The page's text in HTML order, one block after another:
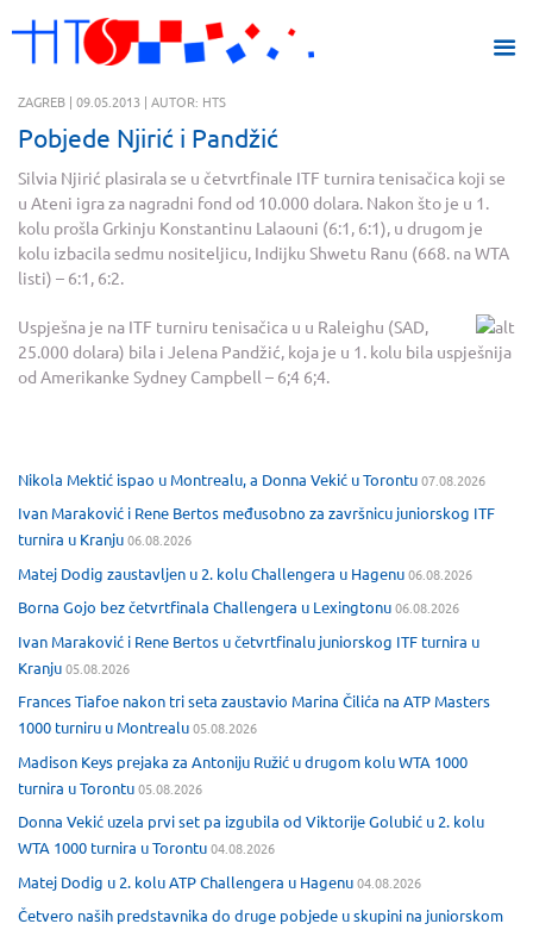
ZAGREB | 09.05.2013 | AUTOR: HTS
Pobjede Njirić i Pandžić
Silvia Njirić plasirala se u četvrtfinale ITF turnira tenisačica koji se
u Ateni igra za nagradni fond od 10.000 dolara. Nakon što je u 1.
kolu prošla Grkinju Konstantinu Lalaouni (6:1, 6:1), u drugom je
kolu izbacila sedmu nositeljicu, Indijku Shwetu Ranu (668. na WTA
listi) – 6:1, 6:2.
Uspješna je na ITF turniru tenisačica u u Raleighu (SAD,
25.000 dolara) bila i Jelena Pandžić, koja je u 1. kolu bila uspješnija
od Amerikanke Sydney Campbell – 6;4 6;4.
Nikola Mektić ispao u Montrealu, a Donna Vekić u Torontu07.08.2026
Ivan Maraković i Rene Bertos međusobno za završnicu juniorskog ITF
turnira u Kranju06.08.2026
Matej Dodig zaustavljen u 2. kolu Challengera u Hagenu06.08.2026
Borna Gojo bez četvrtfinala Challengera u Lexingtonu06.08.2026
Ivan Maraković i Rene Bertos u četvrtfinalu juniorskog ITF turnira u
Kranju05.08.2026
Frances Tiafoe nakon tri seta zaustavio Marina Čilića na ATP Masters
1000 turniru u Montrealu05.08.2026
Madison Keys prejaka za Antoniju Ružić u drugom kolu WTA 1000
turnira u Torontu05.08.2026
Donna Vekić uzela prvi set pa izgubila od Viktorije Golubić u 2. kolu
WTA 1000 turnira u Torontu04.08.2026
Matej Dodig u 2. kolu ATP Challengera u Hagenu04.08.2026
Četvero naših predstavnika do druge pobjede u skupini na juniorskom